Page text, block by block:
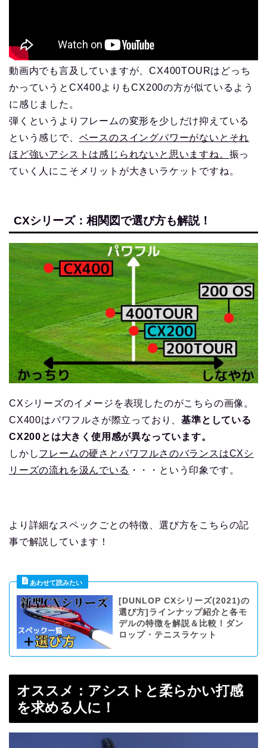
動画内でも言及していますが、CX400TOURはどっち
かっていうとCX400よりもCX200の方が似ているよう
に感じました。
弾くというよりフレームの変形を少しだけ抑えている
という感じで、 ベースのスイングパワーがないとそれ
ほど強いアシストは感じられないと思いますね。 振っ
ていく人にこそメリットが大きいラケットですね。
CXシリーズ：相関図で選び方も解説！
CXシリーズのイメージを表現したのがこちらの画像。
CX400はパワフルさが際立っており、基準としている
CX200とは大きく使用感が異なっています。
しかしフレームの硬さとパワフルさのバランスはCXシ
リーズの流れを汲んでいる ・・・という印象です。
より詳細なスペックごとの特徴、選び方をこちらの記
事で解説しています！
[DUNLOP CXシリーズ(2021)の
選び方]ラインナップ紹介と各モ
デルの特徴を解説＆比較！ダン
ロップ・テニスラケット
オススメ：アシストと柔らかい打感
を求める人に！